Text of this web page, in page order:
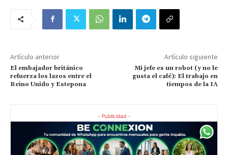
Artículo anterior
El embajador británico
refuerza los lazos entre el
Reino Unido y Estepona
Artículo siguiente
Mi jefe es un robot (y no le
gusta el café): El trabajo en
tiempos de la IA
- Publicidad -